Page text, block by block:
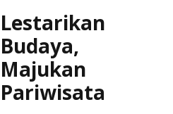
Lestarikan
Budaya,
Majukan
Pariwisata